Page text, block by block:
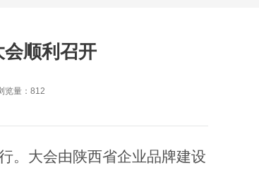
会顺利召开
览量： 812
。大会由陕西省企业品牌建设